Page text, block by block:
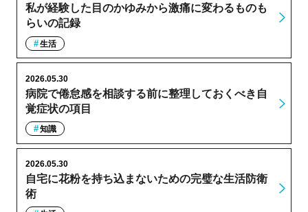
私が経験した目のかゆみから激痛に変わるものも
らいの記録
生活
病院で倦怠感を相談する前に整理しておくべき自
覚症状の項目
2026.05.30
知識
自宅に花粉を持ち込まないための完璧な生活防衛
術
2026.05.30